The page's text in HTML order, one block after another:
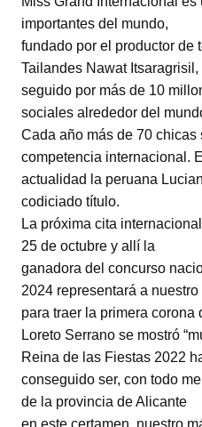
importantes del mundo,
fundado por el productor de
Tailandes Nawat Itsaragrisil,
seguido por más de 10
sociales alrededor del
Cada año más de 70 chicas
competencia internacional.
actualidad la peruana
codiciado título.
La próxima cita
25 de octubre y allí la
ganadora del concurso
2024 representará a nuestro
para traer la primera corona
Loreto Serrano se mostró
Reina de las Fiestas 2022
conseguido ser, con todo
de la provincia de Alicante